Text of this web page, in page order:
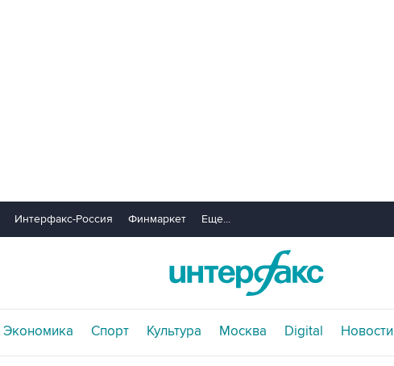
Интерфакс-Россия Финмаркет Еще...
Экономика Спорт Культура Москва Digital Новости